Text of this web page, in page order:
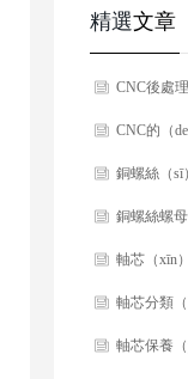
精選文章
CNC後處理
CNC的（
銅螺絲（sī
選擇！
銅螺絲螺
軸芯（xīn
（dà）注意
軸芯分類
些？
軸芯保養